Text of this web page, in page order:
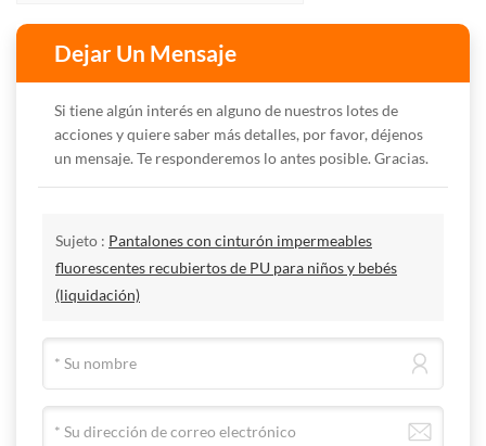
Dejar Un Mensaje
Si tiene algún interés en alguno de nuestros lotes de
acciones y quiere saber más detalles, por favor, déjenos
un mensaje. Te responderemos lo antes posible. Gracias.
Sujeto : Pantalones con cinturón impermeables
fluorescentes recubiertos de PU para niños y bebés
(liquidación)